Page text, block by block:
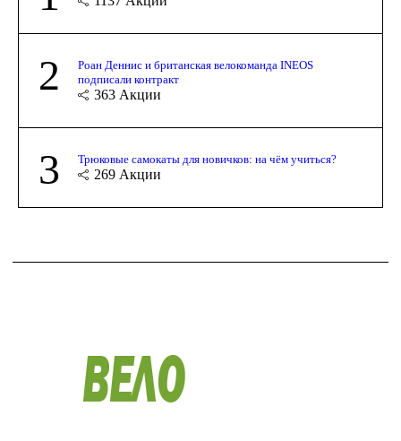
2
Роан Деннис и британская велокоманда INEOS
подписали контракт
363 Акции
3 Трюковые самокаты для новичков: на чём учиться?
269 Акции